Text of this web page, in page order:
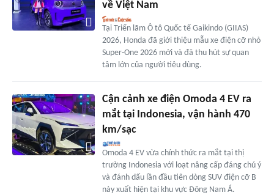
về Việt Nam
Tại Triển lãm Ô tô Quốc tế Gaikindo (GIIAS)
2026, Honda đã giới thiệu mẫu xe điện cỡ nhỏ
Super-One 2026 mới và đã thu hút sự quan
tâm lớn của người tiêu dùng.
Cận cảnh xe điện Omoda 4 EV ra
mắt tại Indonesia, vận hành 470
km/sạc
Omoda 4 EV vừa chính thức ra mắt tại thị
trường Indonesia với loạt nâng cấp đáng chú ý
và đánh dấu lần đầu tiên dòng SUV điện cỡ B
này xuất hiện tại khu vực Đông Nam Á.